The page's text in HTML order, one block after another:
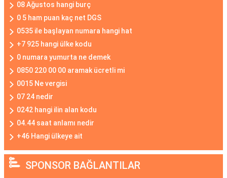
08 Ağustos hangi burç
0 5 ham puan kaç net DGS
0535 ile başlayan numara hangi hat
+7 925 hangi ülke kodu
0 numara yumurta ne demek
0850 220 00 00 aramak ücretli mi
0015 Ne vergisi
07 24 nedir
0242 hangi ilin alan kodu
04.44 saat anlamı nedir
+46 Hangi ülkeye ait
SPONSOR BAĞLANTILAR